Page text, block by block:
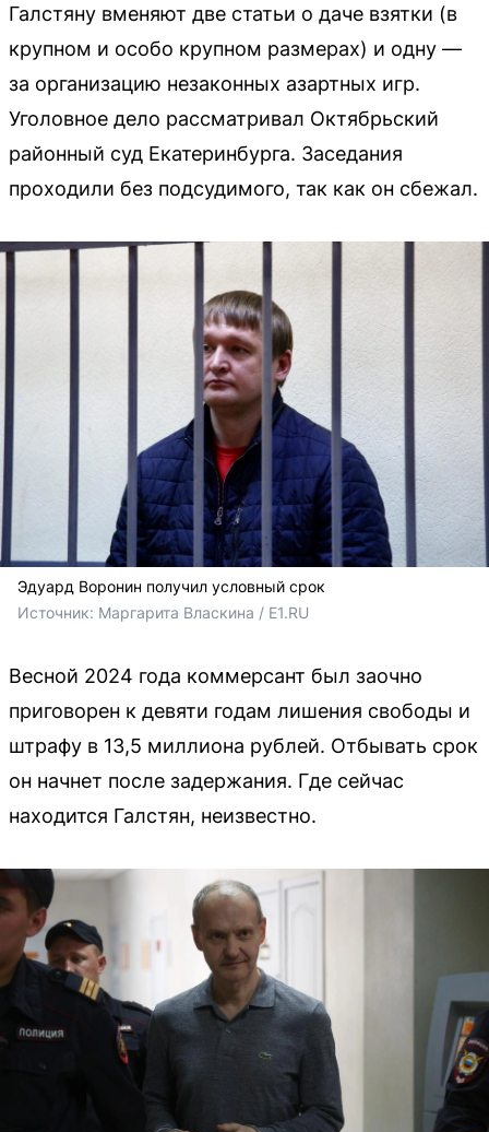
Галстяну вменяют две статьи о даче взятки (в
крупном и особо крупном размерах) и одну —
за организацию незаконных азартных игр.
Уголовное дело рассматривал Октябрьский
районный суд Екатеринбурга. Заседания
проходили без подсудимого, так как он сбежал.
Эдуард Воронин получил условный срок
Источник: Маргарита Власкина / E1.RU
Весной 2024 года коммерсант был заочно
приговорен к девяти годам лишения свободы и
штрафу в 13,5 миллиона рублей. Отбывать срок
он начнет после задержания. Где сейчас
находится Галстян, неизвестно.